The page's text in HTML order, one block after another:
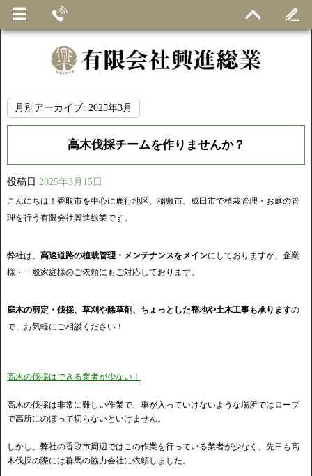
月別アーカイブ: 2025年3月
高木伐採チームを作りませんか？
投稿日 2025年3月15日
こんにちは！香取市を中心に鹿行地区、稲敷市、成田市で植栽管理・お庭の管
理を行う有限会社興進総業です。
弊社は、 高速道路の植栽管理・メンテナンスをメインにしておりますが、企業
様・一般家庭様のご依頼にもご対応しております。
庭木の剪定・伐採、草刈や除草剤、ちょっとした整地や土木工事も承りますの
で、お気軽にご相談ください！
高木の伐採はできる業者が少ない！
高木の伐採は非常に難しい作業で、車が入っていけないような場所ではロープ
で高所にのぼって切らないといけません。
しかし、弊社の香取市周辺ではこの作業を行っている業者が少なく、先日も高
木伐採の際には群馬の協力会社に依頼しました。